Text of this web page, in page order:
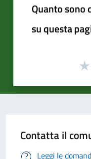
Quanto sono
su questa
Contatta il
Leggi le